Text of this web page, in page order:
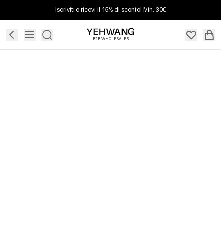
Iscriviti e ricevi il 15% di sconto! Min. 30€
B2B WHOLESALER